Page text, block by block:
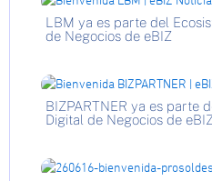
LBM ya es parte del
de Negocios de eBIZ
BIZPARTNER ya es parte
Digital de Negocios de